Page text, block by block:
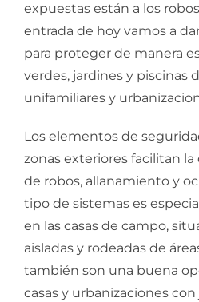
expuestas están a los
entrada de hoy vamos a
para proteger de manera
verdes, jardines y piscinas
unifamiliares y
Los elementos de
zonas exteriores facilitan
de robos, allanamiento y
tipo de sistemas es
en las casas de campo,
aisladas y rodeadas de
también son una buena
casas y urbanizaciones